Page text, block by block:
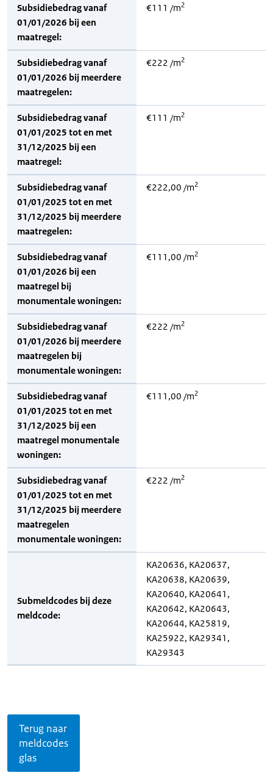
Subsidiebedrag vanaf
01/01/2026 bij een
maatregel:
€111 /m2
Subsidiebedrag vanaf
01/01/2026 bij meerdere
maatregelen:
€222 /m2
Subsidiebedrag vanaf
01/01/2025 tot en met
31/12/2025 bij een
maatregel:
€111 /m2
Subsidiebedrag vanaf
01/01/2025 tot en met
31/12/2025 bij meerdere
maatregelen:
€222,00 /m2
Subsidiebedrag vanaf
01/01/2026 bij een
maatregel bij
monumentale woningen:
€111,00 /m2
Subsidiebedrag vanaf
01/01/2026 bij meerdere
maatregelen bij
monumentale woningen:
€222 /m2
Subsidiebedrag vanaf
01/01/2025 tot en met
31/12/2025 bij een
maatregel monumentale
woningen:
€111,00 /m2
Subsidiebedrag vanaf
01/01/2025 tot en met
31/12/2025 bij meerdere
maatregelen
monumentale woningen:
€222 /m2
Submeldcodes bij deze
meldcode:
KA20636, KA20637,
KA20638, KA20639,
KA20640, KA20641,
KA20642, KA20643,
KA20644, KA25819,
KA25922, KA29341,
KA29343
Terug naar
meldcodes
glas